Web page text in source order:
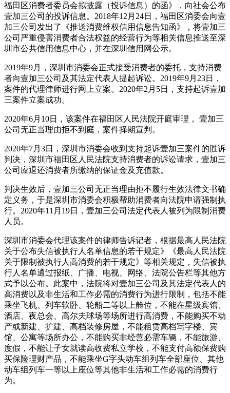
福田区消费者委员会拟披露（投诉信息）的函》，向社会公布
壹加三公司的投诉信息。2018年12月24日，福田区消委会向壹
加三公司发出了《推送消费维权信用信息告知函》，将壹加三
公司严重侵害消费者合法权益的经营行为等相关信息推送至深
圳市公共信用信息中心，并在深圳信用网公示。
2019年9月，深圳市消委会正式接受消费者的委托，支持消费
者向壹加三公司及其法定代表人提起诉讼。2019年9月23日，
案件的代理律师进行网上立案。2020年2月5日，支持起诉壹加
三案件立案成功。
2020年6月10日，该案件在福田区人民法院开庭审理， 壹加三
公司无正当理由拒不到庭，案件择期宣判。
2020年7月3日，深圳市消委会收到支持起诉壹加三案件的胜诉
判决，深圳市福田区人民法院支持消费者的诉讼请求，壹加三
公司应退还消费者所缴纳的保证金及充值款。
判决生效后，壹加三公司无正当理由拒不履行生效法律文书确
定义务，于是深圳市消委会积极帮助消费者向法院申请强制执
行。2020年11月19日，壹加三公司法定代表人被列为限制消费
人员。
深圳市消委会代理该案件的律师告诉记者，根据最高人民法院
关于公布失信被执行人名单信息的若干规定》《最高人民法院
关于限制被执行人高消费的若干规定》等相关规定，失信被执
行人名单通过报纸、广播、电视、网络、法院公告栏等其他方
式予以公布。此案中，法院将对壹加三公司及其法定代表人的
高消费以及非生活和工作必需的消费行为进行限制，包括不能
乘坐飞机、列车软卧、轮船二等以上舱位，不能在星级宾馆、
酒店、夜总会、高尔夫球场等场所进行高消费，不能购买不动
产或新建、扩建、高档装修房屋，不能租赁高档写字楼、宾
馆、公寓等场所办公，不能购买非经营必需车辆，不能旅游、
度假，不能让子女就读高收费私立学校，不能支付高额保费购
买保险理财产品，不能乘坐G字头动车组列车全部座位、其他
动车组列车一等以上座位等其他非生活和工作必需的消费行
为。